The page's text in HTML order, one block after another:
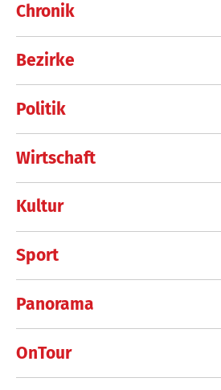
Chronik
Bezirke
Politik
Wirtschaft
Kultur
Sport
Panorama
OnTour